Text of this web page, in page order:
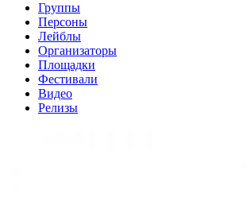
Группы
Персоны
Лейблы
Организаторы
Площадки
Фестивали
Видео
Релизы